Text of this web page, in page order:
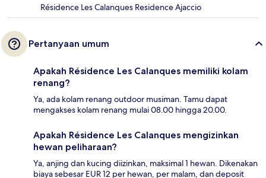
Résidence Les Calanques Residence Ajaccio
Pertanyaan umum
Apakah Résidence Les Calanques memiliki kolam
renang?
Ya, ada kolam renang outdoor musiman. Tamu dapat
mengakses kolam renang mulai 08.00 hingga 20.00.
Apakah Résidence Les Calanques mengizinkan
hewan peliharaan?
Ya, anjing dan kucing diizinkan, maksimal 1 hewan. Dikenakan
biaya sebesar EUR 12 per hewan, per malam, dan deposit